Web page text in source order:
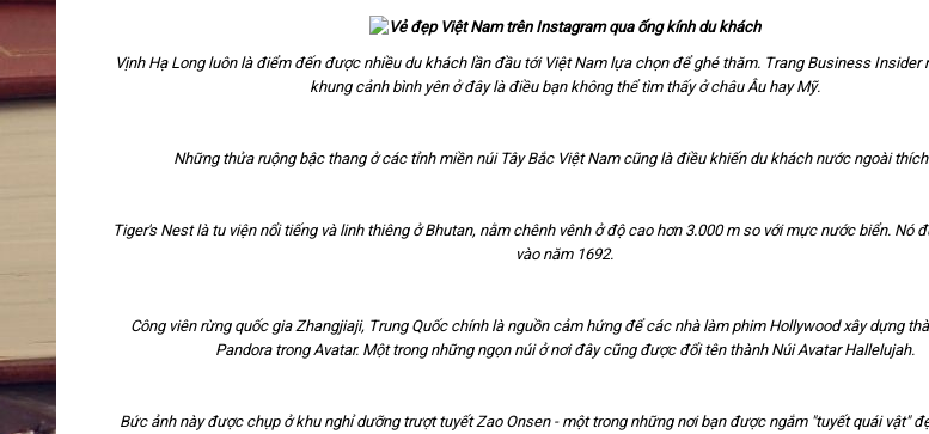
Vịnh Hạ Long luôn là điểm đến được nhiều du khách lần đầu tới Việt Nam lựa chọn để ghé thăm. Trang Business Insider
khung cảnh bình yên ở đây là điều bạn không thể tìm thấy ở châu Âu hay Mỹ.
Những thửa ruộng bậc thang ở các tỉnh miền núi Tây Bắc Việt Nam cũng là điều khiến du khách nước ngoài
Tiger's Nest là tu viện nổi tiếng và linh thiêng ở Bhutan, nằm chênh vênh ở độ cao hơn 3.000 m so với mực nước biển. Nó
vào năm 1692.
Công viên rừng quốc gia Zhangjiaji, Trung Quốc chính là nguồn cảm hứng để các nhà làm phim Hollywood xây dựng
Pandora trong Avatar. Một trong những ngọn núi ở nơi đây cũng được đổi tên thành Núi Avatar Hallelujah.
Bức ảnh này được chụp ở khu nghỉ dưỡng trượt tuyết Zao Onsen - một trong những nơi bạn được ngắm "tuyết quái vật"